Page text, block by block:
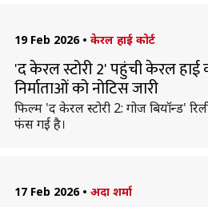
19 Feb 2026 • केरल हाई कोर्ट
'द केरल स्टोरी 2' पहुंची केरल हाई
निर्माताओं को नोटिस जारी
फिल्म 'द केरल स्टोरी 2: गोज बियॉन्ड'
फंस गई है।
17 Feb 2026 • अदा शर्मा